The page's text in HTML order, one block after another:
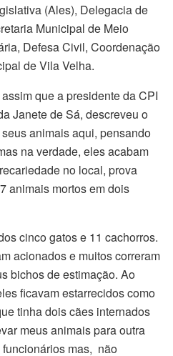
(Ales), Delegacia de
Municipal de Meio
Defesa Civil, Coordenação
de Vila Velha.
que a presidente da CPI
Janete de Sá, descreveu o
animais aqui, pensando
na verdade, eles acabam
no local, prova
animais mortos em dois
cinco gatos e 11 cachorros.
acionados e muitos correram
bichos de estimação. Ao
ficavam estarrecidos como
tinha dois cães internados
meus animais para outra
mas, não